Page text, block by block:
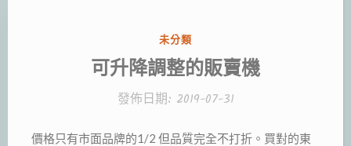
分
類:
未分類
可升降調整的販賣機
發佈日期: 2019-07-31
價格只有市面品牌的1/2 但品質完全不打折。買對的東